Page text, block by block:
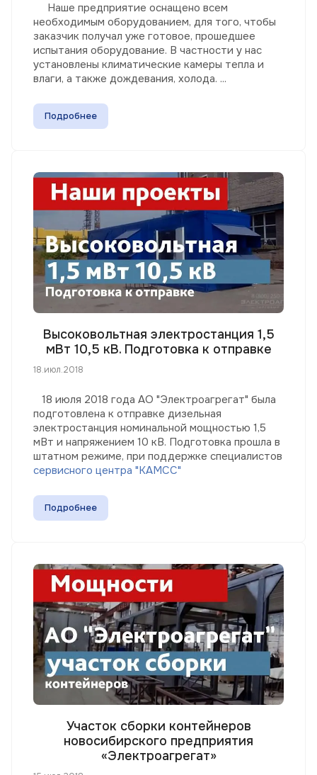
Наше предприятие оснащено всем
необходимым оборудованием, для того, чтобы
заказчик получал уже готовое, прошедшее
испытания оборудование. В частности у нас
установлены климатические камеры тепла и
влаги, а также дождевания, холода. ...
Подробнее
Высоковольтная электростанция 1,5
мВт 10,5 кВ. Подготовка к отправке
18.июл.2018
18 июля 2018 года АО "Электроагрегат" была
подготовлена к отправке дизельная
электростанция номинальной мощностью 1,5
мВт и напряжением 10 кВ. Подготовка прошла в
штатном режиме, при поддержке специалистов
сервисного центра "КАМСС"
Подробнее
Участок сборки контейнеров
новосибирского предприятия
«Электроагрегат»